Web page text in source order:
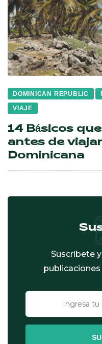
DOMINICAN REPUBLIC
VIAJE
14 Básicos
antes de
Dominicana
Suscríbete